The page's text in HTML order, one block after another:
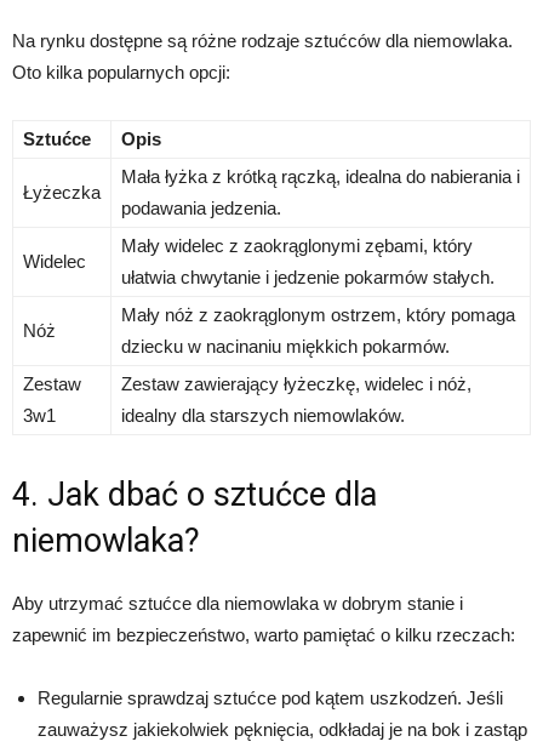
Na rynku dostępne są różne rodzaje sztućców dla niemowlaka.
Oto kilka popularnych opcji:
Sztućce Opis
Łyżeczka
Mała łyżka z krótką rączką, idealna do nabierania i
podawania jedzenia.
Widelec
Mały widelec z zaokrąglonymi zębami, który
ułatwia chwytanie i jedzenie pokarmów stałych.
Nóż
Mały nóż z zaokrąglonym ostrzem, który pomaga
dziecku w nacinaniu miękkich pokarmów.
Zestaw
3w1
Zestaw zawierający łyżeczkę, widelec i nóż,
idealny dla starszych niemowlaków.
4. Jak dbać o sztućce dla
niemowlaka?
Aby utrzymać sztućce dla niemowlaka w dobrym stanie i
zapewnić im bezpieczeństwo, warto pamiętać o kilku rzeczach:
Regularnie sprawdzaj sztućce pod kątem uszkodzeń. Jeśli
zauważysz jakiekolwiek pęknięcia, odkładaj je na bok i zastąp